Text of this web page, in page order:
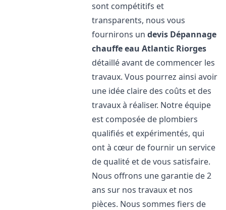
sont compétitifs et
transparents, nous vous
fournirons undevis Dépannage
chauffe eau Atlantic Riorges
détaillé avant de commencer les
travaux. Vous pourrez ainsi avoir
une idée claire des coûts et des
travaux à réaliser. Notre équipe
est composée de plombiers
qualifiés et expérimentés, qui
ont à cœur de fournir un service
de qualité et de vous satisfaire.
Nous offrons une garantie de 2
ans sur nos travaux et nos
pièces. Nous sommes fiers de